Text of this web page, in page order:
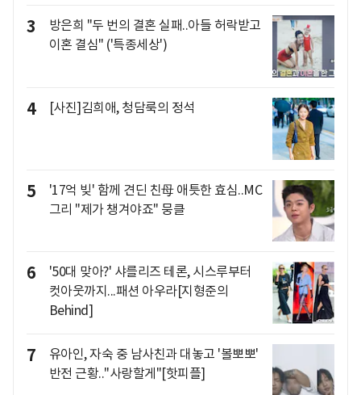
3
방은희 "두 번의 결혼 실패..아들 허락받고
이혼 결심" ('특종세상')
4 [사진]김희애, 청담룩의 정석
5
'17억 빚' 함께 견딘 친母 애틋한 효심..MC
그리 "제가 챙겨야죠" 뭉클
6
'50대 맞아?' 샤를리즈 테론, 시스루부터
컷아웃까지...패션 아우라[지형준의
Behind]
7
유아인, 자숙 중 남사친과 대놓고 '볼뽀뽀'
반전 근황.."사랑할게"[핫피플]